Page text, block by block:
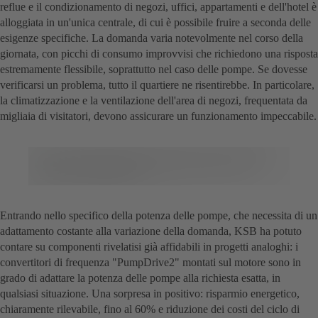
reflue e il condizionamento di negozi, uffici, appartamenti e dell'hotel è
alloggiata in un'unica centrale, di cui è possibile fruire a seconda delle
esigenze specifiche. La domanda varia notevolmente nel corso della
giornata, con picchi di consumo improvvisi che richiedono una risposta
estremamente flessibile, soprattutto nel caso delle pompe. Se dovesse
verificarsi un problema, tutto il quartiere ne risentirebbe. In particolare,
la climatizzazione e la ventilazione dell'area di negozi, frequentata da
migliaia di visitatori, devono assicurare un funzionamento impeccabile.
Entrando nello specifico della potenza delle pompe, che necessita di un
adattamento costante alla variazione della domanda, KSB ha potuto
contare su componenti rivelatisi già affidabili in progetti analoghi: i
convertitori di frequenza "PumpDrive2" montati sul motore sono in
grado di adattare la potenza delle pompe alla richiesta esatta, in
qualsiasi situazione. Una sorpresa in positivo: risparmio energetico,
chiaramente rilevabile, fino al 60% e riduzione dei costi del ciclo di